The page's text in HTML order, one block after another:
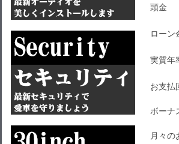
頭
ロー
実
お支
ボー
月々